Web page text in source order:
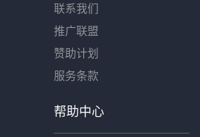
联系我们
推广联盟
赞助计划
服务条款
帮助中心